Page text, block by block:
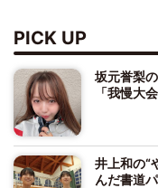
PICK UP
坂元誉梨
「我慢大
井上和の“
んだ書道